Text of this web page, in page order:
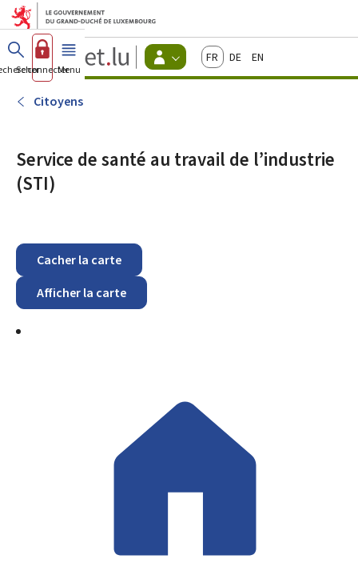
Aller au menu principal
Aller au contenu
Guichet.lu
Changer
d'espace
FrançaisDeutschEnglish
Se connecterMenu principal
Citoyens
Service de santé au travail de l’industrie
(STI)
Cacher la carte
Afficher la carte